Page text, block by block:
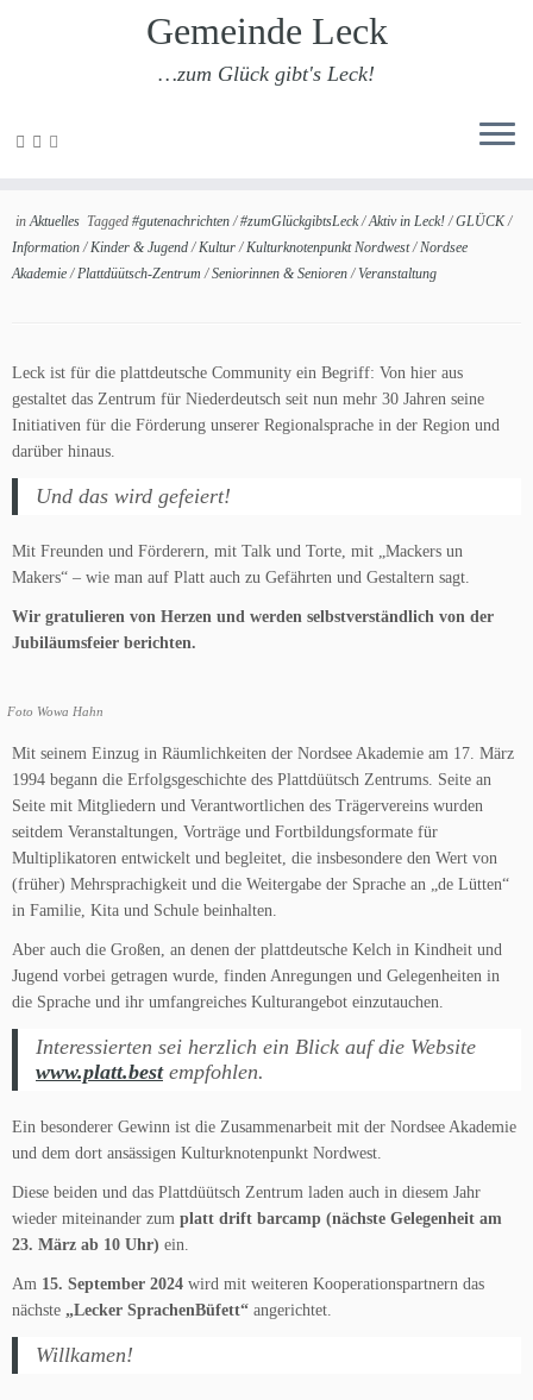
Zum
Gemeinde Leck
…zum Glück gibt's Leck!
inAktuelles Tagged #gutenachrichten/#zumGlückgibtsLeck/Aktiv in Leck!/GLÜCK/
Information/Kinder & Jugend/Kultur/Kulturknotenpunkt Nordwest/Nordsee
Akademie/Plattdüütsch-Zentrum/Seniorinnen & Senioren/Veranstaltung
Leck ist für die plattdeutsche Community ein Begriff: Von hier aus
gestaltet das Zentrum für Niederdeutsch seit nun mehr 30 Jahren seine
Initiativen für die Förderung unserer Regionalsprache in der Region und
darüber hinaus.
Und das wird gefeiert!
Mit Freunden und Förderern, mit Talk und Torte, mit „Mackers un
Makers“ – wie man auf Platt auch zu Gefährten und Gestaltern sagt.
Wir gratulieren von Herzen und werden selbstverständlich von der
Jubiläumsfeier berichten.
Foto Wowa Hahn
Mit seinem Einzug in Räumlichkeiten der Nordsee Akademie am 17. März
1994 begann die Erfolgsgeschichte des Plattdüütsch Zentrums. Seite an
Seite mit Mitgliedern und Verantwortlichen des Trägervereins wurden
seitdem Veranstaltungen, Vorträge und Fortbildungsformate für
Multiplikatoren entwickelt und begleitet, die insbesondere den Wert von
(früher) Mehrsprachigkeit und die Weitergabe der Sprache an „de Lütten“
in Familie, Kita und Schule beinhalten.
Aber auch die Großen, an denen der plattdeutsche Kelch in Kindheit und
Jugend vorbei getragen wurde, finden Anregungen und Gelegenheiten in
die Sprache und ihr umfangreiches Kulturangebot einzutauchen.
Interessierten sei herzlich ein Blick auf die Website
www.platt.bestempfohlen.
Ein besonderer Gewinn ist die Zusammenarbeit mit der Nordsee Akademie
und dem dort ansässigen Kulturknotenpunkt Nordwest.
Diese beiden und das Plattdüütsch Zentrum laden auch in diesem Jahr
wieder miteinander zum platt drift barcamp (nächste Gelegenheit am
23. März ab 10 Uhr) ein.
Am 15. September 2024 wird mit weiteren Kooperationspartnern das
nächste „Lecker SprachenBüfett“ angerichtet.
Willkamen!